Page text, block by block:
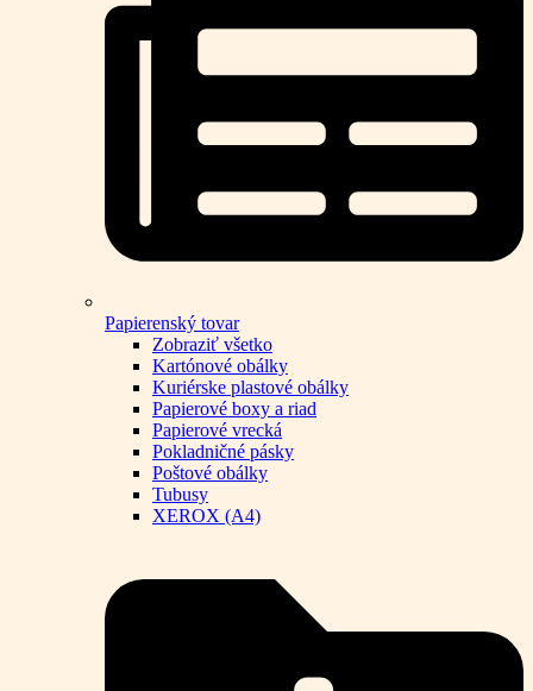
Papierenský tovar
Zobraziť všetko
Kartónové obálky
Kuriérske plastové obálky
Papierové boxy a riad
Papierové vrecká
Pokladničné pásky
Poštové obálky
Tubusy
XEROX (A4)